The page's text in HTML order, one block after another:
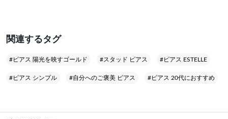
関連するタグ
#ピアス 陽光を映すゴールド #スタッド ピアス #ピアス ESTELLE
#ピアス シンプル #自分へのご褒美 ピアス #ピアス 20代におすすめ